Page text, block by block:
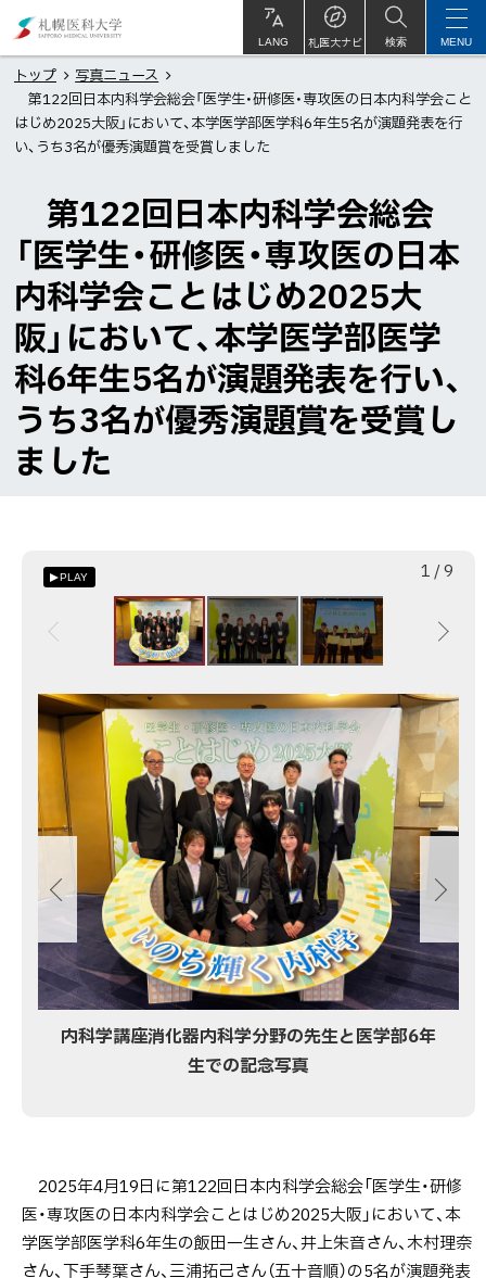
文
へ
医
科
大
LANG 札医大ナビ
サ
イ
検索 MENU
トップ
写真ニュース
第122回日本内科学会総会「医学生・研修医・専攻医の日本内科学会こと
はじめ2025大阪」において、本学医学部医学科6年生5名が演題発表を行
い、うち3名が優秀演題賞を受賞しました
第122回日本内科学会総会
「医学生・研修医・専攻医の日本
内科学会ことはじめ2025大
阪」において、本学医学部医学
科6年生5名が演題発表を行い、
うち3名が優秀演題賞を受賞し
ました
PLAY 1 枚
/総
9
画
像
ラ
イ
内科学講座消化器内科学分野の先生と医学部6年
生での記念写真
2025年4月19日に第122回日本内科学会総会「医学生・研修
医・専攻医の日本内科学会ことはじめ2025大阪」において、本
学医学部医学科6年生の飯田一生さん、井上朱音さん、木村理奈
さん、下手琴葉さん、三浦拓己さん（五十音順）の5名が演題発表